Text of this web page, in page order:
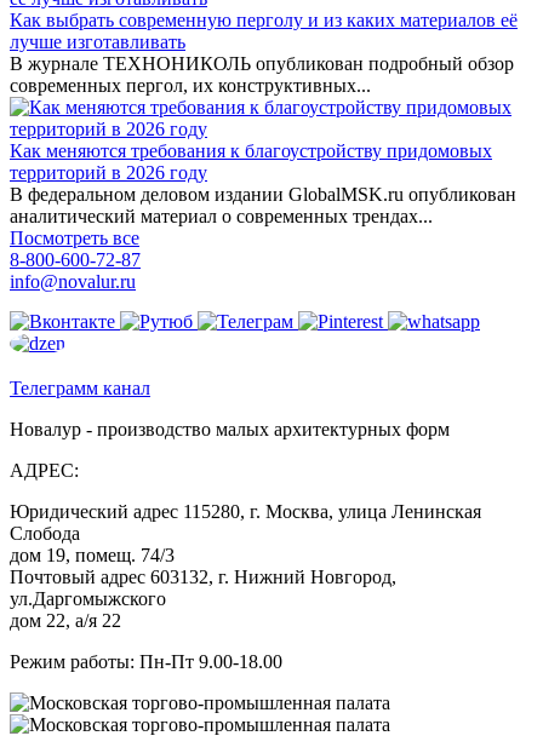
Как выбрать современную перголу и из каких материалов её
лучше изготавливать
В журнале ТЕХНОНИКОЛЬ опубликован подробный обзор
современных пергол, их конструктивных...
Как меняются требования к благоустройству придомовых
территорий в 2026 году
В федеральном деловом издании GlobalMSK.ru опубликован
аналитический материал о современных трендах...
Посмотреть все
8-800-600-72-87
info@novalur.ru
Телеграмм канал
Новалур - производство малых архитектурных форм
АДРЕС:
Юридический адрес 115280, г. Москва, улица Ленинская
Слобода
дом 19, помещ. 74/3
Почтовый адрес 603132, г. Нижний Новгород,
ул.Даргомыжского
дом 22, а/я 22
Режим работы: Пн-Пт 9.00-18.00